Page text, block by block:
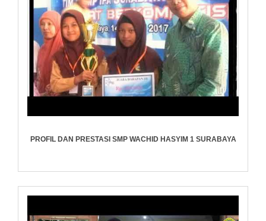
PROFIL DAN PRESTASI SMP WACHID HASYIM 1 SURABAYA